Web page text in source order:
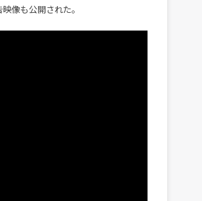
像も公開された。